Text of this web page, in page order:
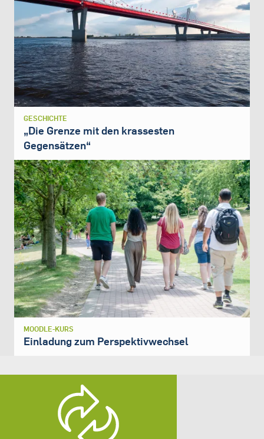
GESCHICHTE
„Die Grenze mit den krassesten
Gegensätzen“
MOODLE-KURS
Einladung zum Perspektivwechsel